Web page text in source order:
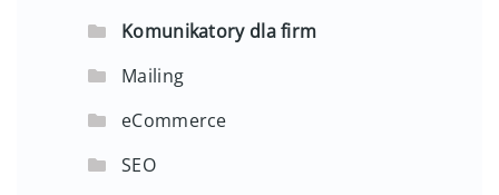
Komunikatory dla firm
Mailing
eCommerce
SEO